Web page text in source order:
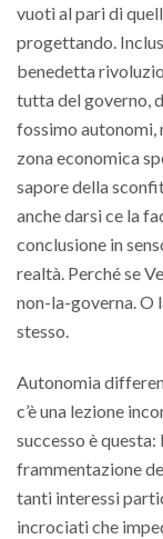
vuoti al pari di
progettando.
benedetta
tutta del governo,
fossimo autonomi,
zona economica
sapore della
anche darsi ce la
conclusione in
realtà. Perché se
non-la-governa. O
stesso.
Autonomia
c’è una lezione
successo è
frammentazione
tanti interessi
incrociati che